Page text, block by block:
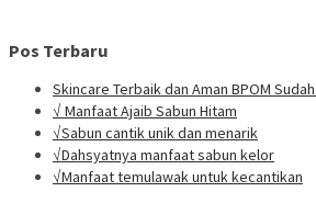
Pos Terbaru
Skincare Terbaik dan Aman BPOM
√ Manfaat Ajaib Sabun Hitam
√Sabun cantik unik dan menarik
√Dahsyatnya manfaat sabun kelor
√Manfaat temulawak untuk kecantikan